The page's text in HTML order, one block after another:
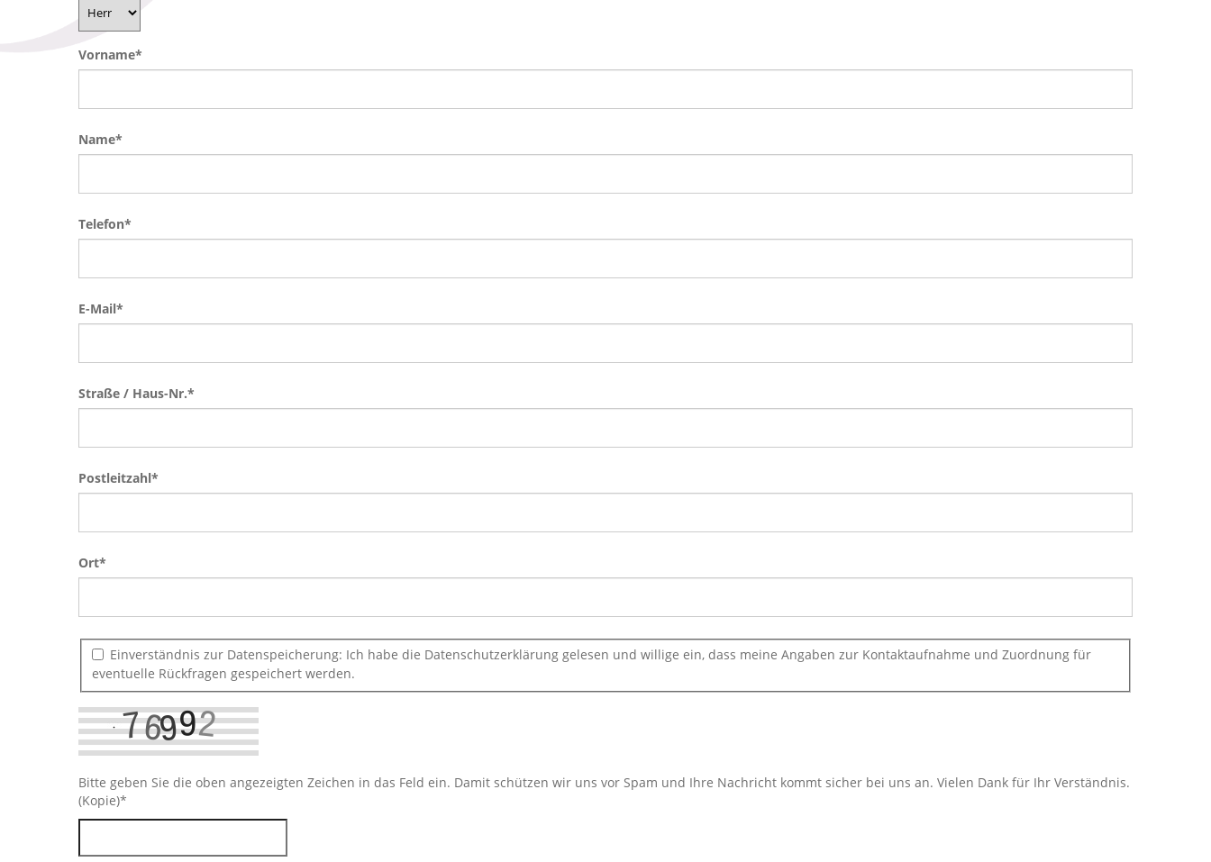
Vorname*
Name*
Telefon*
E-Mail*
Straße / Haus-Nr.*
Postleitzahl*
Ort*
Einverständnis zur Datenspeicherung: Ich habe die Datenschutzerklärung gelesen und willige ein, dass meine Angaben zur Kontaktaufnahme und Zuordnung für
eventuelle Rückfragen gespeichert werden.
Bitte geben Sie die oben angezeigten Zeichen in das Feld ein. Damit schützen wir uns vor Spam und Ihre Nachricht kommt sicher bei uns an. Vielen Dank für Ihr Verständnis.
(Kopie)*